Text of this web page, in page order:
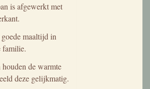
is afgewerkt met
maaltijd in
familie.
de warmte
deze gelijkmatig.